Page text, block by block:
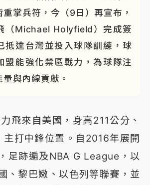
重掌兵符，今（9日）再宣布，
（Michael Holyfield）完成簽
抵達台灣並投入球隊訓練，球
盟能強化禁區戰力，為球隊注
與內線貢獻。
飛來自美國，身高211公分、
主打中鋒位置。自2016年展開
足跡遍及NBA G League，以
、黎巴嫩、以色列等聯賽，並